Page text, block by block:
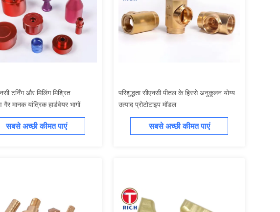
टर्निंग और मिलिंग मिश्रित
मानक यांत्रिक हार्डवेयर भागों
सबसे अच्छी कीमत पाएं
परिशुद्धता सीएनसी पीतल के हिस्से अनुकूलन योग्य
उत्पाद प्रोटोटाइप मॉडल
सबसे अच्छी कीमत पाएं